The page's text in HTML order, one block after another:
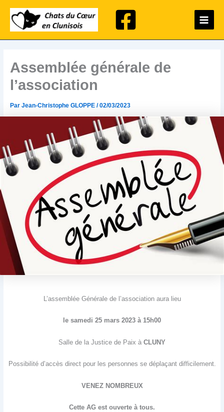
contenu
Main
Menu
Assemblée générale de
l’association
Par Jean-Christophe GLOPPE /02/03/2023
L’assemblée Générale de l’association aura lieu
le samedi 25 mars 2023 à 15h00
Salle de la Justice de Paix à CLUNY
Possibilité d’accès direct pour les personnes se déplaçant difficilement.
VENEZ NOMBREUX
Cette AG est ouverte à tous.